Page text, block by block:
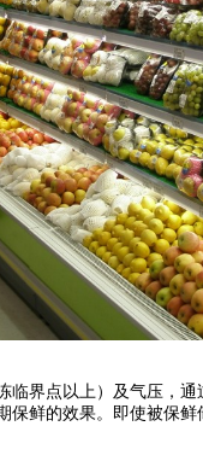
界点以上）及气压，
鲜的效果。即使被保